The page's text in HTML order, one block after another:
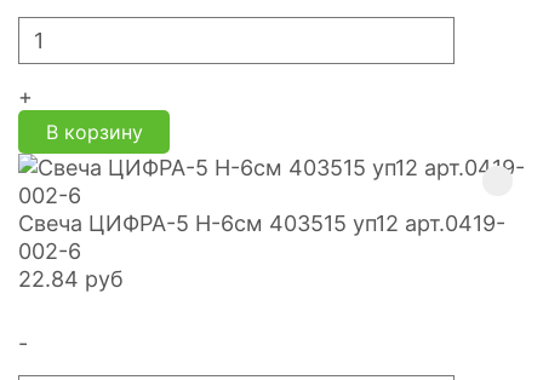
+
В корзину
Свеча ЦИФРА-5 H-6см 403515 уп12 арт.0419-
002-6
22.84 руб
-